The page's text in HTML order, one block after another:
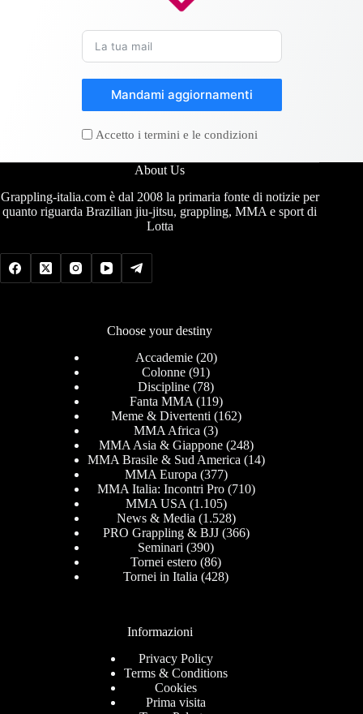
Mandami aggiornamenti
Accetto i termini e le condizioni
About Us
Grappling-italia.com è dal 2008 la primaria fonte di notizie per
quanto riguarda Brazilian jiu-jitsu, grappling, MMA e sport di
Lotta
Choose your destiny
Accademie(20)
Colonne (91)
Discipline (78)
Fanta MMA (119)
Meme & Divertenti (162)
MMA Africa (3)
MMA Asia & Giappone(248)
MMA Brasile & Sud America (14)
MMA Europa (377)
MMA Italia: Incontri Pro(710)
MMA USA (1.105)
News & Media (1.528)
PRO Grappling & BJJ(366)
Seminari (390)
Tornei estero (86)
Tornei in Italia (428)
Informazioni
Privacy Policy
Terms & Conditions
Cookies
Prima visita